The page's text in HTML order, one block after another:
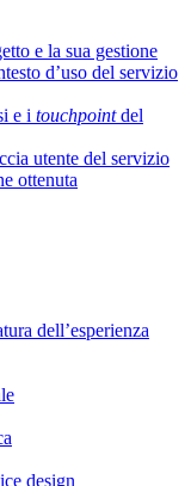
e la sua gestione
d’uso del servizio
e i touchpointdel
utente del servizio
ottenuta
dell’esperienza
design